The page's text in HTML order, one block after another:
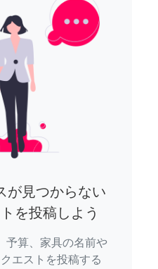
が見つからない
を投稿しよう
予算、家具の名前や
エストを投稿する